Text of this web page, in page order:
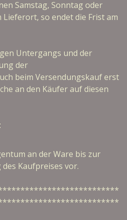
Samstag, Sonntag oder
Lieferort, so endet die Frist am
Untergangs und der
der
beim Versendungskauf erst
an den Käufer auf diesen
an der Ware bis zur
Kaufpreises vor.